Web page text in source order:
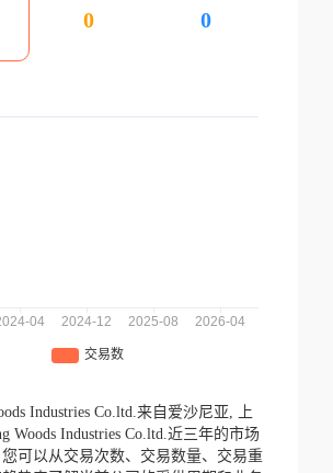
0 0
Industries Co.ltd.来自爱沙尼亚,
上
Woods Industries Co.ltd.近三年的市场
可以从交易次数、交易数量、交易重